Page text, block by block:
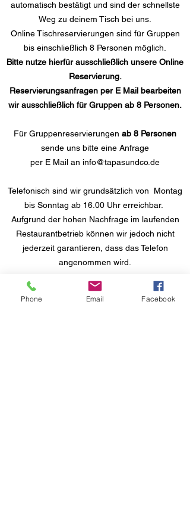
automatisch bestätigt und sind der schnellste
Weg zu deinem Tisch bei uns.
Online Tischreservierungen sind für Gruppen
bis einschließlich 8 Personen möglich.
Bitte nutze hierfür ausschließlich unsere Online
Reservierung.
Reservierungsanfragen per E Mail bearbeiten
wir ausschließlich für Gruppen ab 8 Personen.
Für Gruppenreservierungen ab 8 Personen
sende uns bitte eine Anfrage
per E Mail an info@tapasundco.de
Telefonisch sind wir grundsätzlich von Montag
bis Sonntag ab 16.00 Uhr erreichbar.
Aufgrund der hohen Nachfrage im laufenden
Restaurantbetrieb können wir jedoch nicht
jederzeit garantieren, dass das Telefon
angenommen wird.
Bitte wählen sie bei der Reservierung einen
Phone Email Facebook